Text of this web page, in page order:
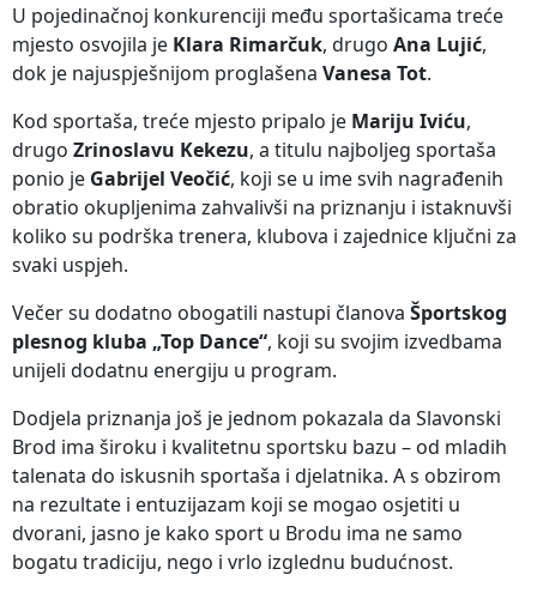
U pojedinačnoj konkurenciji među sportašicama treće
mjesto osvojila je Klara Rimarčuk, drugo Ana Lujić,
dok je najuspješnijom proglašena Vanesa Tot.
Kod sportaša, treće mjesto pripalo je Mariju Iviću,
drugo Zrinoslavu Kekezu, a titulu najboljeg sportaša
ponio je Gabrijel Veočić, koji se u ime svih nagrađenih
obratio okupljenima zahvalivši na priznanju i istaknuvši
koliko su podrška trenera, klubova i zajednice ključni za
svaki uspjeh.
Večer su dodatno obogatili nastupi članova Športskog
plesnog kluba „Top Dance“, koji su svojim izvedbama
unijeli dodatnu energiju u program.
Dodjela priznanja još je jednom pokazala da Slavonski
Brod ima široku i kvalitetnu sportsku bazu – od mladih
talenata do iskusnih sportaša i djelatnika. A s obzirom
na rezultate i entuzijazam koji se mogao osjetiti u
dvorani, jasno je kako sport u Brodu ima ne samo
bogatu tradiciju, nego i vrlo izglednu budućnost.